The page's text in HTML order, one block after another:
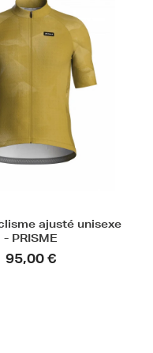
cyclisme unisexe -
PRISME
110,00 €